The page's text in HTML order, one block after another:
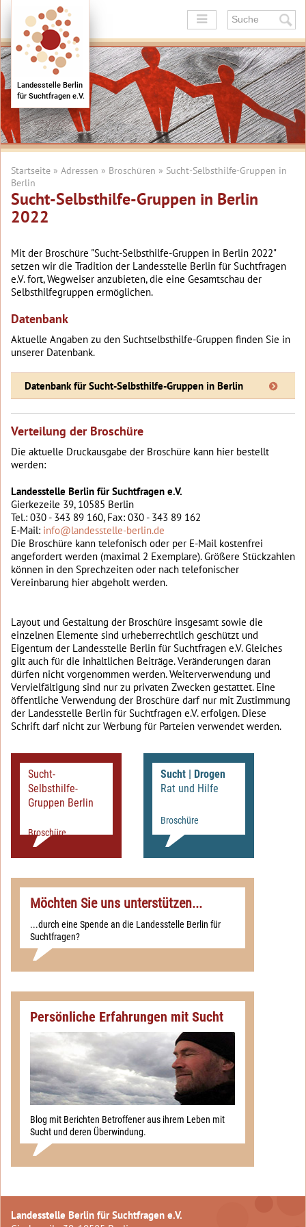
+
+
+
+
+
Landesstelle Berlin
für Suchtfragen e.V.
Startseite » Adressen » Broschüren » Sucht-Selbsthilfe-Gruppen in
Berlin
Sucht-Selbsthilfe-Gruppen in Berlin
2022
Mit der Broschüre "Sucht-Selbsthilfe-Gruppen in Berlin 2022"
setzen wir die Tradition der Landesstelle Berlin für Suchtfragen
e.V. fort, Wegweiser anzubieten, die eine Gesamtschau der
Selbsthilfegruppen ermöglichen.
Datenbank
Aktuelle Angaben zu den Suchtselbsthilfe-Gruppen finden Sie in
unserer Datenbank.
Datenbank für Sucht-Selbsthilfe-Gruppen in Berlin
Verteilung der Broschüre
Die aktuelle Druckausgabe der Broschüre kann hier bestellt
werden:
Landesstelle Berlin für Suchtfragen e.V.
Gierkezeile 39, 10585 Berlin
Tel.: 030 - 343 89 160, Fax: 030 - 343 89 162
E-Mail: info@landesstelle-berlin.de
Die Broschüre kann telefonisch oder per E-Mail kostenfrei
angefordert werden (maximal 2 Exemplare). Größere Stückzahlen
können in den Sprechzeiten oder nach telefonischer
Vereinbarung hier abgeholt werden.
Layout und Gestaltung der Broschüre insgesamt sowie die
einzelnen Elemente sind urheberrechtlich geschützt und
Eigentum der Landesstelle Berlin für Suchtfragen e.V. Gleiches
gilt auch für die inhaltlichen Beiträge. Veränderungen daran
dürfen nicht vorgenommen werden. Weiterverwendung und
Vervielfältigung sind nur zu privaten Zwecken gestattet. Eine
öffentliche Verwendung der Broschüre darf nur mit Zustimmung
der Landesstelle Berlin für Suchtfragen e.V. erfolgen. Diese
Schrift darf nicht zur Werbung für Parteien verwendet werden.
Sucht-
Selbsthilfe-
Gruppen Berlin
Broschüre
Sucht | Drogen
Rat und Hilfe
Broschüre
Möchten Sie uns unterstützen...
...durch eine Spende an die Landesstelle Berlin für
Suchtfragen?
Persönliche Erfahrungen mit Sucht
Blog mit Berichten Betroffener aus ihrem Leben mit
Sucht und deren Überwindung.
Landesstelle Berlin für Suchtfragen e.V.